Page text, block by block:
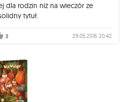
dla rodzin niż na wieczór ze
tytuł.
3 29.05.2016 20:42